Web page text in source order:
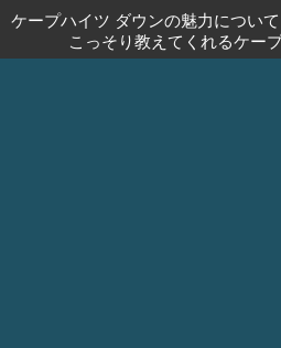
ケープハイツ ダウンの魅力について
こっそり教えてくれるケー